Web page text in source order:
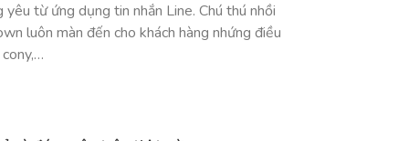
yêu từ ứng dụng tin nhắn Line. Chú thú nhồi
luôn màn đến cho khách hàng nhứng điều